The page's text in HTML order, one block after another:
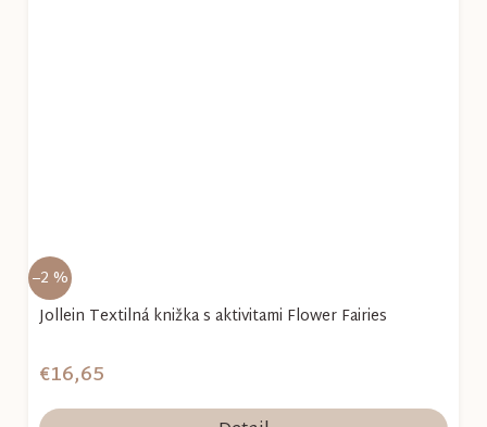
–2 %
Jollein Textilná knižka s aktivitami Flower Fairies
€16,65